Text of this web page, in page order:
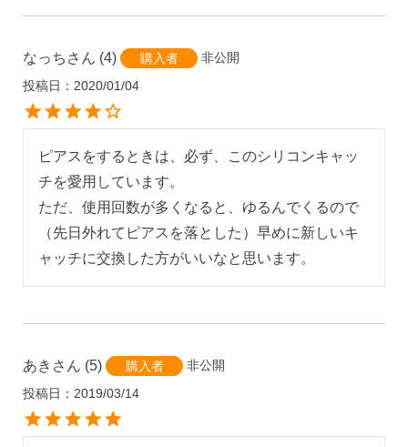
・Amazon Pay
・クレジットカード
・銀行振込
・コンビニ後払
全国一律 715円
7,000円以上購入で
送料無料
営業時間
なっち 4 購入者
非公開
投稿日
2020/01/04
ピアスをするときは、必ず、このシリコンキャッ
チを愛用しています。
ただ、使用回数が多くなると、ゆるんでくるので
（先日外れてピアスを落とした）早めに新しいキ
ャッチに交換した方がいいなと思います。
あき 5 購入者
非公開
投稿日
2019/03/14